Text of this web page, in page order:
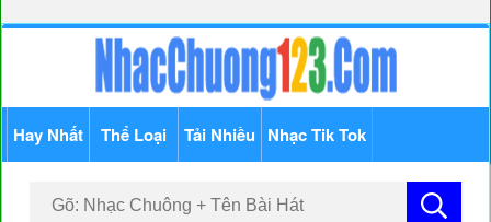
Hay Nhất Thể Loại Tải Nhiều Nhạc Tik Tok